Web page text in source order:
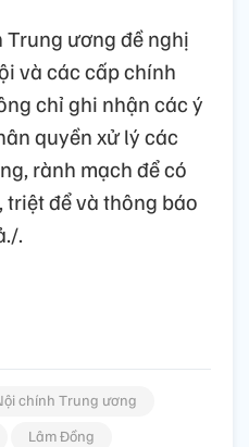
ương đề nghị
và các cấp chính
chỉ ghi nhận các ý
quyền xử lý các
rành mạch để có
để và thông báo
.
chính Trung ương
Lâm Đồng